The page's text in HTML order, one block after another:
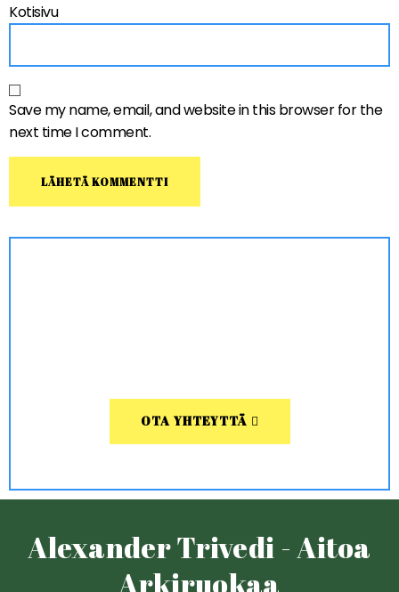
Kotisivu
Save my name, email, and website in this browser for the
next time I comment.
OTA YHTEYTTÄ
Alexander Trivedi - Aitoa
Arkiruokaa